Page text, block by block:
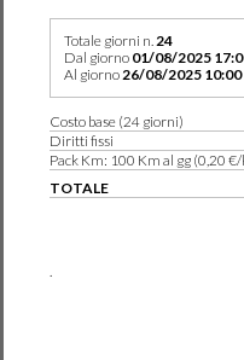
Totale giorni n.24
Dal giorno 01/08/2025
Al giorno26/08/2025 10:00
Costo base (24 giorni)
Diritti fissi
Pack Km: 100 Km al gg (0,20
TOTALE
.